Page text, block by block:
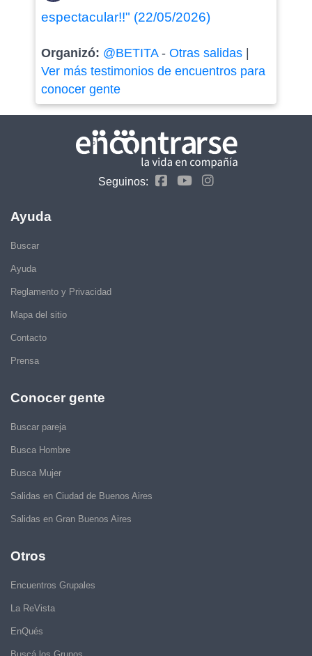
espectacular!!" (22/05/2026)
Organizó: @BETITA- Otras salidas|
Ver más testimonios de encuentros para
conocer gente
Seguinos:
Ayuda
Buscar
Ayuda
Reglamento y Privacidad
Mapa del sitio
Contacto
Prensa
Conocer gente
Buscar pareja
Busca Hombre
Busca Mujer
Salidas en Ciudad de Buenos Aires
Salidas en Gran Buenos Aires
Otros
Encuentros Grupales
La ReVista
EnQués
Buscá los Grupos